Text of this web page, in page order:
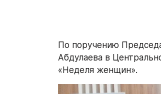
По поручению
Абдулаева в
«Неделя женщин».